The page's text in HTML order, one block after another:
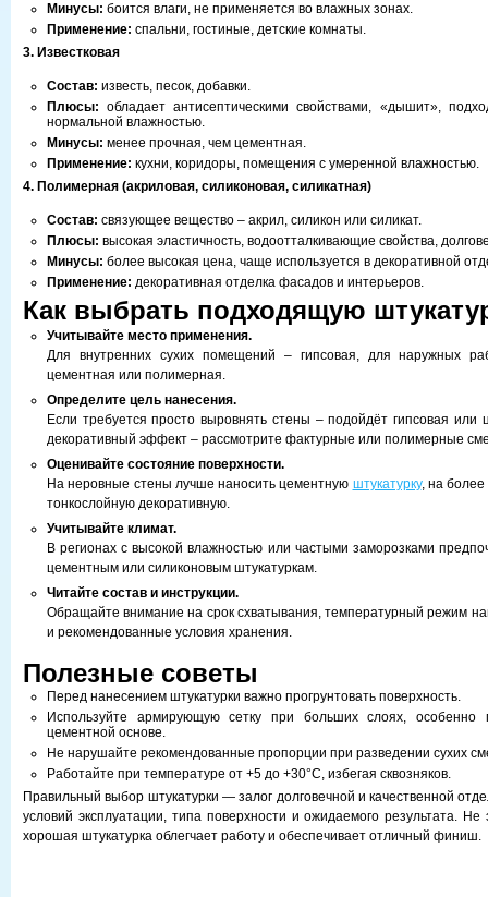
Минусы: боится влаги, не применяется во влажных зонах.
Применение: спальни, гостиные, детские комнаты.
3. Известковая
Состав: известь, песок, добавки.
Плюсы: обладает антисептическими свойствами, «дышит»,
нормальной влажностью.
Минусы: менее прочная, чем цементная.
Применение: кухни, коридоры, помещения с умеренной влажностью.
4. Полимерная (акриловая, силиконовая, силикатная)
Состав: связующее вещество – акрил, силикон или силикат.
Плюсы: высокая эластичность, водоотталкивающие свойства,
Минусы: более высокая цена, чаще используется в декоративной
Применение: декоративная отделка фасадов и интерьеров.
Как выбрать подходящую
Учитывайте место применения.
Для внутренних сухих помещений – гипсовая, для наружных
цементная или полимерная.
Определите цель нанесения.
Если требуется просто выровнять стены – подойдёт гипсовая или
декоративный эффект – рассмотрите фактурные или полимерные
Оценивайте состояние поверхности.
На неровные стены лучше наносить цементную штукатурку, на более
тонкослойную декоративную.
Учитывайте климат.
В регионах с высокой влажностью или частыми заморозками
цементным или силиконовым штукатуркам.
Читайте состав и инструкции.
Обращайте внимание на срок схватывания, температурный режим
и рекомендованные условия хранения.
Полезные советы
Перед нанесением штукатурки важно прогрунтовать поверхность.
Используйте армирующую сетку при больших слоях, особенно
цементной основе.
Не нарушайте рекомендованные пропорции при разведении сухих
Работайте при температуре от +5 до +30°C, избегая сквозняков.
Правильный выбор штукатурки — залог долговечной и качественной
условий эксплуатации, типа поверхности и ожидаемого результата. Не
хорошая штукатурка облегчает работу и обеспечивает отличный финиш.